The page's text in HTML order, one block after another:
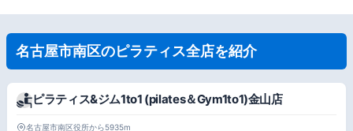
名古屋市南区のピラティス全店を紹介
ピラティス&ジム1to1 (pilates＆Gym1to1)金山店
名古屋市南区役所から5935m